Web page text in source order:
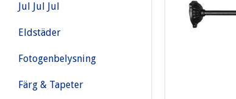
Jul Jul Jul
Eldstäder
Fotogenbelysning
Färg & Tapeter